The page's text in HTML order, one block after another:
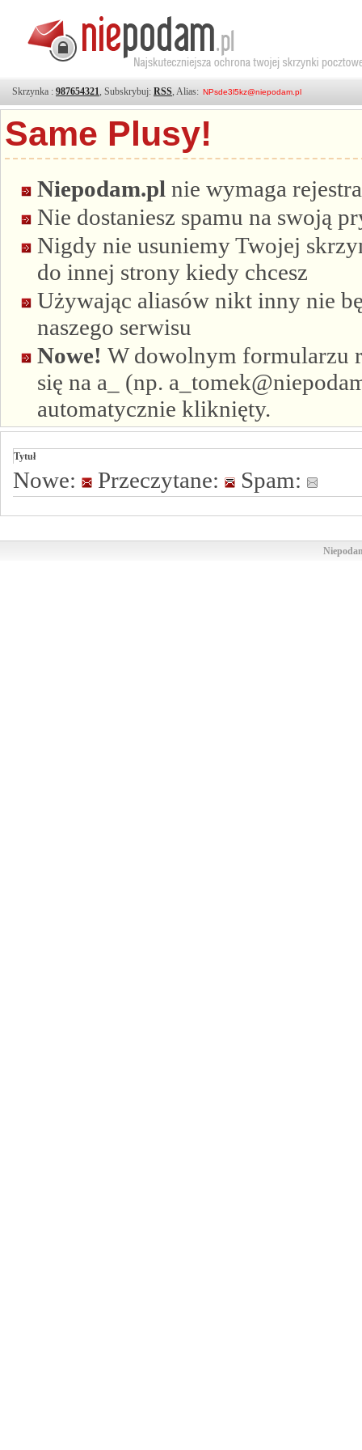
Skrzynka : 987654321, Subskrybuj: RSS, Alias:
Same Plusy!
Niepodam.pl nie wymaga
Nie dostaniesz spamu na swoją
Nigdy nie usuniemy Twojej
do innej strony kiedy chcesz
Używając aliasów nikt inny nie
naszego serwisu
Nowe! W dowolnym formularzu
się na a_ (np.
automatycznie kliknięty.
Tytuł
Nowe: Przeczytane: Spam: